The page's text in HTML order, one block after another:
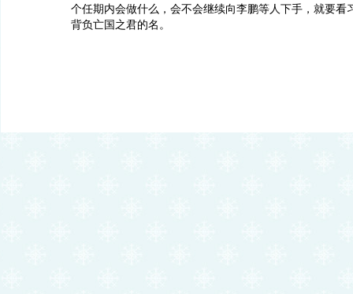
个任期内会做什么，会不会继续向李鹏等人下手，就要看
背负亡国之君的名。